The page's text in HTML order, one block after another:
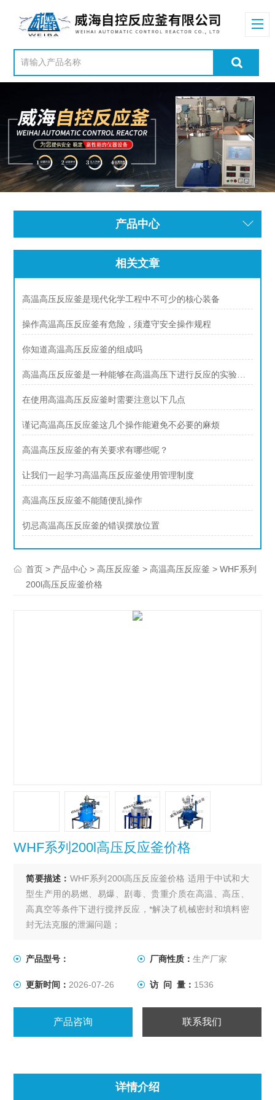
产品中心
相关文章
高温高压反应釜是现代化学工程中不可少的核心装备
操作高温高压反应釜有危险，须遵守安全操作规程
你知道高温高压反应釜的组成吗
高温高压反应釜是一种能够在高温高压下进行反应的实验设备
在使用高温高压反应釜时需要注意以下几点
谨记高温高压反应釜这几个操作能避免不必要的麻烦
高温高压反应釜的有关要求有哪些呢？
让我们一起学习高温高压反应釜使用管理制度
高温高压反应釜不能随便乱操作
切忌高温高压反应釜的错误摆放位置
首页 > 产品中心 >高压反应釜 >高温高压反应釜 > WHF系列
200l高压反应釜价格
WHF系列200l高压反应釜价格
简要描述： WHF系列200l高压反应釜价格 适用于中试和大
型生产用的易燃、易爆、剧毒、贵重介质在高温、高压、
高真空等条件下进行搅拌反应，*解决了机械密封和填料密
封无法克服的泄漏问题；
产品型号： 厂商性质： 生产厂家
更新时间： 2026-07-26 访 问 量： 1536
产品咨询 联系我们
详情介绍